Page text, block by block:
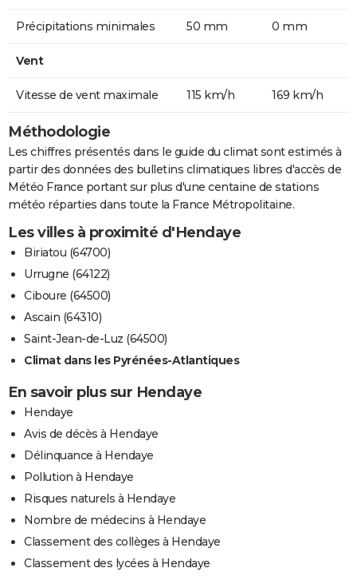
Précipitations minimales 50 mm 0 mm
Vent
Vitesse de vent maximale 115 km/h 169 km/h
Méthodologie
Les chiffres présentés dans le guide du climat sont estimés à
partir des données des bulletins climatiques libres d'accès de
Météo France portant sur plus d'une centaine de stations
météo réparties dans toute la France Métropolitaine.
Les villes à proximité d'Hendaye
Biriatou (64700)
Urrugne (64122)
Ciboure (64500)
Ascain (64310)
Saint-Jean-de-Luz (64500)
Climat dans les Pyrénées-Atlantiques
En savoir plus sur Hendaye
Hendaye
Avis de décès à Hendaye
Délinquance à Hendaye
Pollution à Hendaye
Risques naturels à Hendaye
Nombre de médecins à Hendaye
Classement des collèges à Hendaye
Classement des lycées à Hendaye